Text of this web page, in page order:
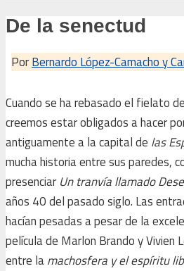
De la senectud
PorBernardo López-Camacho y
Cuando se ha rebasado el fielato
creemos estar obligados a hacer
antiguamente a la capital de las
mucha historia entre sus paredes,
presenciarUn tranvía llamado
años 40 del pasado siglo. Las
hacían pesadas a pesar de la
película de Marlon Brando y Vivien
entre lamachosfera y el espíritu